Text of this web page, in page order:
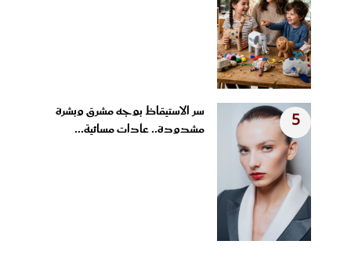
5
سر الاستيقاظ بوجه مشرق وبشرة
مشدودة.. عادات مسائية...